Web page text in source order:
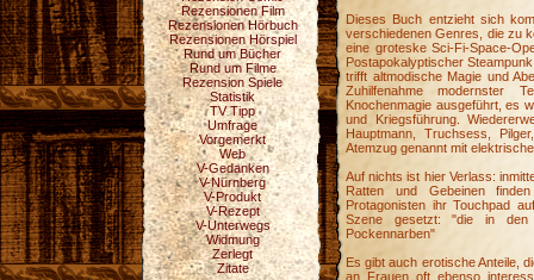
Rezensionen Film
Rezensionen Hörbuch
Rezensionen Hörspiel
Rund um Bücher
Rund um Filme
Rezension Spiele
Statistik
TV Tipp
Umfrage
Vorgemerkt
Web
V-Gedanken
V-Nürnberg
V-Produkt
V-Rezept
V-Unterwegs
Widmung
Zerlegt
Zitate
Dieses Buch entzieht sich
verschiedenen Genres, die zu
eine groteske Sci-Fi-Space-
Postapokalyptischer
trifft altmodische Magie und
Zuhilfenahme modernster
Knochenmagie ausgeführt, es
und Kriegsführung.
Hauptmann, Truchsess,
Atemzug genannt mit
Auf nichts ist hier Verlass:
Ratten und Gebeinen
Protagonisten ihr Touchpad
Szene gesetzt: "die in den
Pockennarben"
Es gibt auch erotische Anteile,
an Frauen oft ebenso